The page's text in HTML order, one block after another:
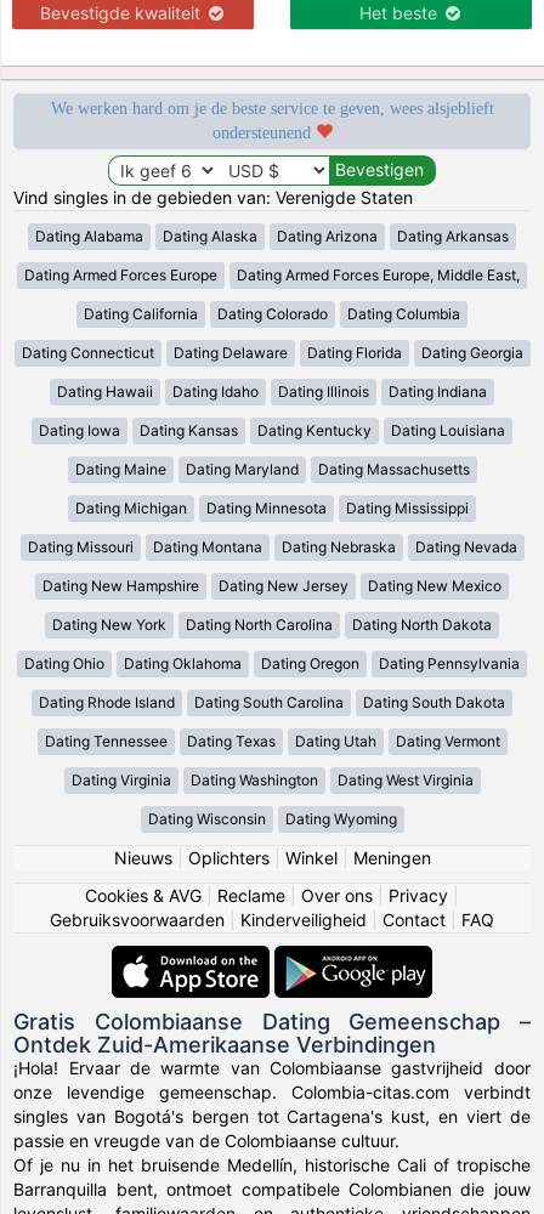
Bevestigde kwaliteit Het beste
We werken hard om je de beste service te geven, wees alsjeblieft
ondersteunend
Vind singles in de gebieden van: Verenigde Staten
Dating Alabama Dating Alaska Dating Arizona Dating Arkansas
Dating Armed Forces Europe Dating Armed Forces Europe, Middle East,
Dating California Dating Colorado Dating Columbia
Dating Connecticut Dating Delaware Dating Florida Dating Georgia
Dating Hawaii Dating Idaho Dating Illinois Dating Indiana
Dating Iowa Dating Kansas Dating Kentucky Dating Louisiana
Dating Maine Dating Maryland Dating Massachusetts
Dating Michigan Dating Minnesota Dating Mississippi
Dating Missouri Dating Montana Dating Nebraska Dating Nevada
Dating New Hampshire Dating New Jersey Dating New Mexico
Dating New York Dating North Carolina Dating North Dakota
Dating Ohio Dating Oklahoma Dating Oregon Dating Pennsylvania
Dating Rhode Island Dating South Carolina Dating South Dakota
Dating Tennessee Dating Texas Dating Utah Dating Vermont
Dating Virginia Dating Washington Dating West Virginia
Dating Wisconsin Dating Wyoming
Nieuws| Oplichters| Winkel| Meningen
Cookies & AVG
Reclame Over ons Privacy
Gebruiksvoorwaarden
Kinderveiligheid Contact FAQ
Gratis Colombiaanse Dating Gemeenschap –
Ontdek Zuid-Amerikaanse Verbindingen
¡Hola! Ervaar de warmte van Colombiaanse gastvrijheid door
onze levendige gemeenschap. Colombia-citas.com verbindt
singles van Bogotá's bergen tot Cartagena's kust, en viert de
passie en vreugde van de Colombiaanse cultuur.
Of je nu in het bruisende Medellín, historische Cali of tropische
Barranquilla bent, ontmoet compatibele Colombianen die jouw